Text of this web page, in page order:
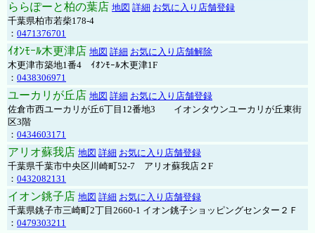
ららぽーと柏の葉店 地図 詳細 お気に入り店舗登録
千葉県柏市若柴178-4
： 0471376701
ｲｵﾝﾓｰﾙ木更津店 地図 詳細 お気に入り店舗解除
木更津市築地1番4 ｲｵﾝﾓｰﾙ木更津1F
： 0438306971
ユーカリが丘店 地図 詳細 お気に入り店舗登録
佐倉市西ユーカリが丘6丁目12番地3 イオンタウンユーカリが丘東街
区3階
： 0434603171
アリオ蘇我店 地図 詳細 お気に入り店舗登録
千葉県千葉市中央区川崎町52-7 アリオ蘇我店２F
： 0432082131
イオン銚子店 地図 詳細 お気に入り店舗登録
千葉県銚子市三崎町2丁目2660-1 イオン銚子ショッピングセンター２Ｆ
： 0479303211